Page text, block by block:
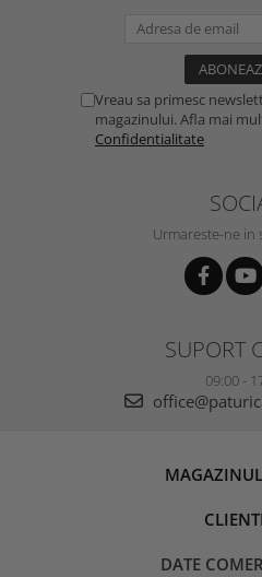
Vreau sa primesc
magazinului. Afla mai
Confidentialitate
Urmareste-ne in
SUPORT
09:00 -
CLIENTI
DATE